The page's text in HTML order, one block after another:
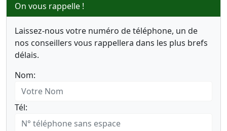
On vous rappelle !
Laissez-nous votre numéro de téléphone, un de
nos conseillers vous rappellera dans les plus brefs
délais.
Nom:
Tél: